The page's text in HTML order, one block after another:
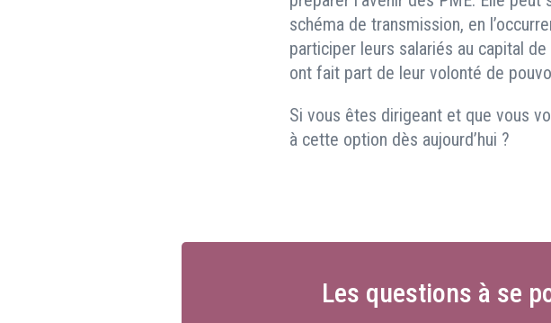
schéma de transmission, en
participer leurs salariés au capital
ont fait part de leur volonté de
Si vous êtes dirigeant et que vous
à cette option dès aujourd’hui ?
Les questions à se